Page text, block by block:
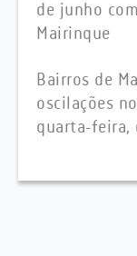
de junho
Mairinque
Bairros de
oscilações
quarta-feira,